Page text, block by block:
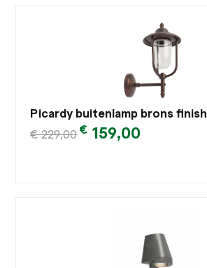
Picardy buitenlamp brons finish
€229,00€ 159,00